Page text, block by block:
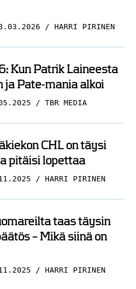
HARRI PIRINEN
Kun Patrik Laineesta
ja Pate-mania alkoi
TBR MEDIA
CHL on täysi
pitäisi lopettaa
HARRI PIRINEN
taas täysin
– Mikä siinä on
HARRI PIRINEN